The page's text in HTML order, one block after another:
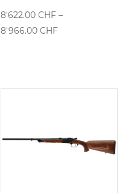
8'622.00CHF –
8'966.00CHFPreisspanne: